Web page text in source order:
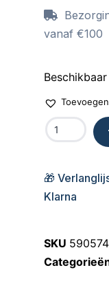
vanaf €100
🎁
Klarna
SKU